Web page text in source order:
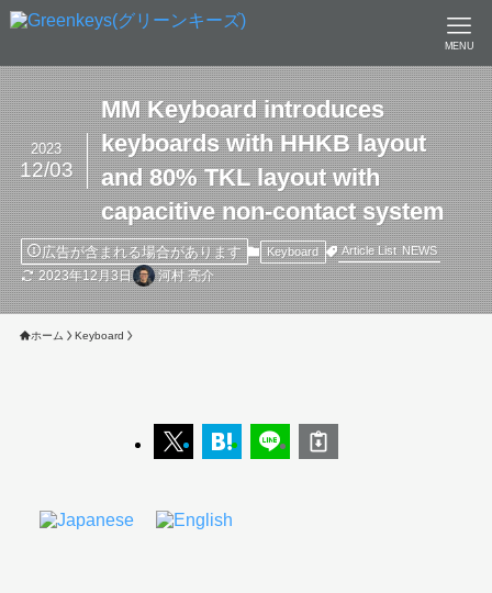
MENU
MM Keyboard introduces
keyboards with HHKB layout
and 80% TKL layout with
capacitive non-contact system
2023
12/03
広告が含まれる場合があります Keyboard Article List NEWS
2023年12月3日 河村 亮介
ホーム Keyboard